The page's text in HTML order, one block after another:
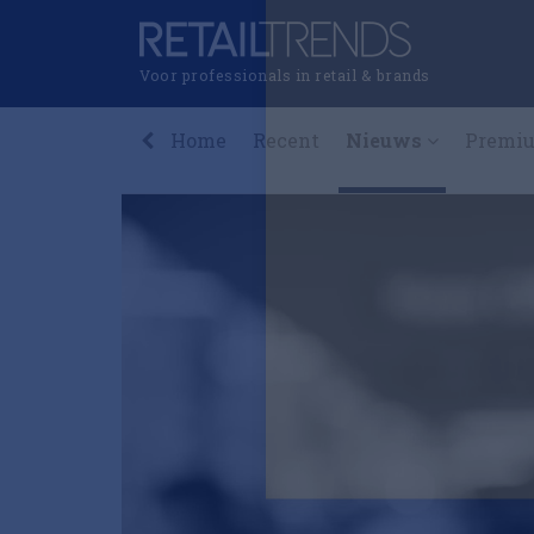
Voor professionals in retail & brands
Home Recent Nieuws